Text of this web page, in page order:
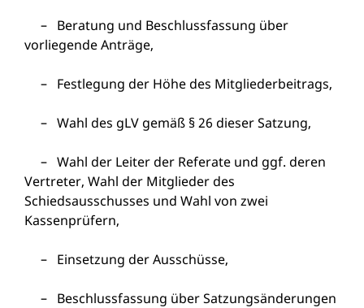
– Beratung und Beschlussfassung über
vorliegende Anträge,
– Festlegung der Höhe des Mitgliederbeitrags,
– Wahl des gLV gemäß § 26 dieser Satzung,
– Wahl der Leiter der Referate und ggf. deren
Vertreter, Wahl der Mitglieder des
Schiedsausschusses und Wahl von zwei
Kassenprüfern,
– Einsetzung der Ausschüsse,
– Beschlussfassung über Satzungsänderungen